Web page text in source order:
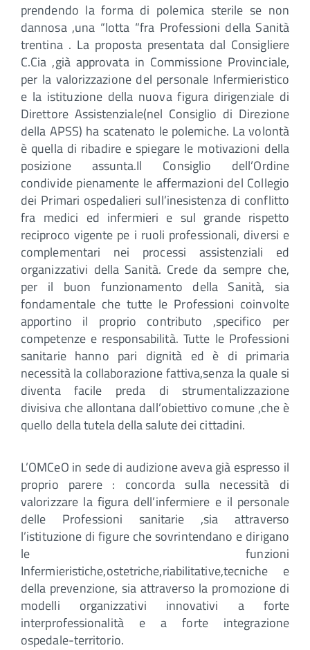
prendendo la forma di polemica sterile se non
dannosa ,una “lotta “fra Professioni della Sanità
trentina . La proposta presentata dal Consigliere
C.Cia ,già approvata in Commissione Provinciale,
per la valorizzazione del personale Infermieristico
e la istituzione della nuova figura dirigenziale di
Direttore Assistenziale(nel Consiglio di Direzione
della APSS) ha scatenato le polemiche. La volontà
è quella di ribadire e spiegare le motivazioni della
posizione assunta.Il Consiglio dell’Ordine
condivide pienamente le affermazioni del Collegio
dei Primari ospedalieri sull’inesistenza di conflitto
fra medici ed infermieri e sul grande rispetto
reciproco vigente pe i ruoli professionali, diversi e
complementari nei processi assistenziali ed
organizzativi della Sanità. Crede da sempre che,
per il buon funzionamento della Sanità, sia
fondamentale che tutte le Professioni coinvolte
apportino il proprio contributo ,specifico per
competenze e responsabilità. Tutte le Professioni
sanitarie hanno pari dignità ed è di primaria
necessità la collaborazione fattiva,senza la quale si
diventa facile preda di strumentalizzazione
divisiva che allontana dall’obiettivo comune ,che è
quello della tutela della salute dei cittadini.
L’OMCeO in sede di audizione aveva già espresso il
proprio parere : concorda sulla necessità di
valorizzare la figura dell’infermiere e il personale
delle Professioni sanitarie ,sia attraverso
l’istituzione di figure che sovrintendano e dirigano
le funzioni
Infermieristiche,ostetriche,riabilitative,tecniche e
della prevenzione, sia attraverso la promozione di
modelli organizzativi innovativi a forte
interprofessionalità e a forte integrazione
ospedale-territorio.